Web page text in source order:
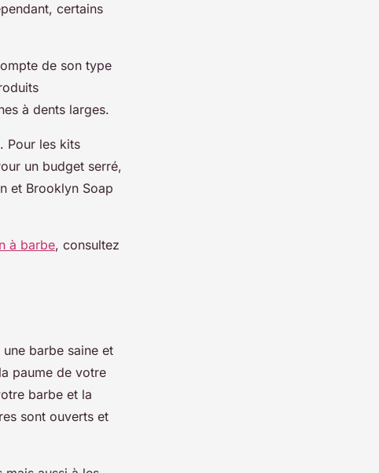
certains
de son type
à dents larges.
Pour les kits
un budget serré,
et Brooklyn Soap
à barbe, consultez
barbe saine et
paume de votre
barbe et la
sont ouverts et